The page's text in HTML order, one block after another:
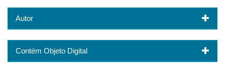
Autor
Contém Objeto Digital